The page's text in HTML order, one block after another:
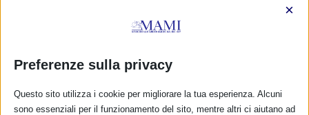
Romagna – SAM 2013
Preferenze sulla privacy
×
Questo sito utilizza i cookie per migliorare la tua esperienza. Alcuni
sono essenziali per il funzionamento del sito, mentre altri ci aiutano ad